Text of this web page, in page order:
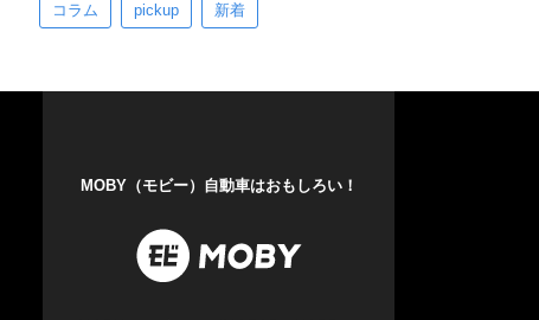
コラム pickup 新着
MOBY（モビー）自動車はおもしろい！